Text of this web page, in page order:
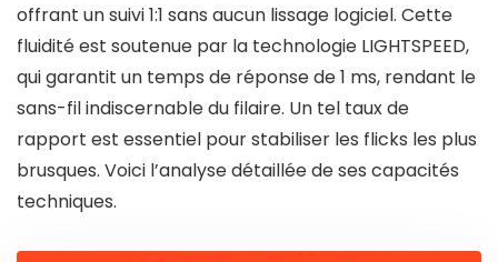
offrant un suivi 1:1 sans aucun lissage logiciel. Cette
fluidité est soutenue par la technologie LIGHTSPEED,
qui garantit un temps de réponse de 1 ms, rendant le
sans-fil indiscernable du filaire. Un tel taux de
rapport est essentiel pour stabiliser les flicks les plus
brusques. Voici l’analyse détaillée de ses capacités
techniques.